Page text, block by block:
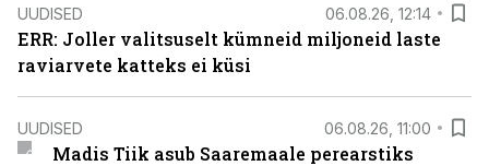
UUDISED 06.08.26, 12:14
ERR: Joller valitsuselt kümneid miljoneid laste
raviarvete katteks ei küsi
UUDISED 06.08.26, 11:00
Madis Tiik asub Saaremaale perearstiks